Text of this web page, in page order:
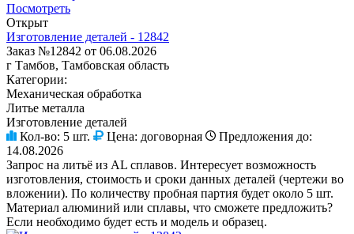
Посмотреть
Открыт
Изготовление деталей - 12842
Заказ №12842 от 06.08.2026
г Тамбов, Тамбовская область
Категории:
Механическая обработка
Литье металла
Изготовление деталей
Кол-во: 5 шт. Цена: договорная
Предложения до:
14.08.2026
Запрос на литьё из AL сплавов. Интересует возможность
изготовления, стоимость и сроки данных деталей (чертежи во
вложении). По количеству пробная партия будет около 5 шт.
Материал алюминий или сплавы, что сможете предложить?
Если необходимо будет есть и модель и образец.